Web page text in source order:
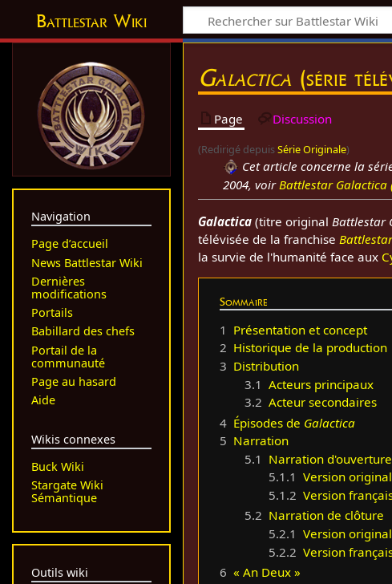
Battlestar Wiki
Galactica (série
Page Discussion
(Redirigé depuisSérie Originale)
Cet article concerne la
2004, voir Battlestar Galactica
Galactica (titre original Battlestar
télévisée de la franchise
la survie de l'humanité face aux
Sommaire
1 Présentation et concept
2 Historique de la production
3 Distribution
3.1 Acteurs principaux
3.2 Acteur secondaires
4 Épisodes de Galactica
5 Narration
5.1 Narration d'ouverture
5.1.1 Version
5.1.2 Version
5.2 Narration de clôture
5.2.1 Version
5.2.2 Version
6 « An Deux »
Navigation
Page d’accueil
News Battlestar Wiki
Dernières
modifications
Portails
Babillard des chefs
Portail de la
communauté
Page au hasard
Aide
Wikis connexes
Buck Wiki
Stargate Wiki
Sémantique
Outils wiki